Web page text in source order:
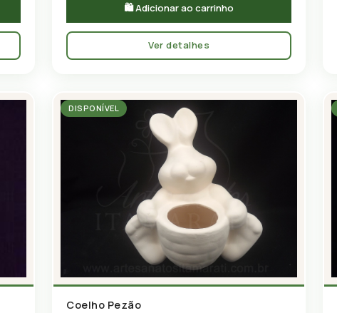
🛍 Adicionar ao carrinho
Ver detalhes
DISPONÍVEL
Coelho Pezão